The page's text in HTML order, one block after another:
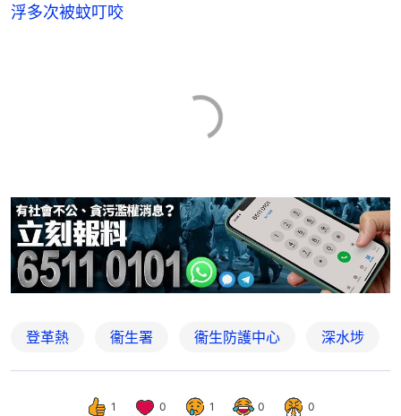
浮多次被蚊叮咬
登革熱 衞生署 衞生防護中心 深水埗
1 0 1 0 0